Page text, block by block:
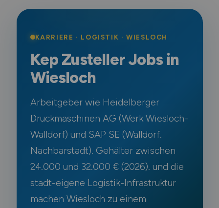
KARRIERE · LOGISTIK · WIESLOCH
Kep Zusteller Jobs in
Wiesloch
Arbeitgeber wie Heidelberger
Druckmaschinen AG (Werk Wiesloch-
Walldorf) und SAP SE (Walldorf.
Nachbarstadt). Gehälter zwischen
24.000 und 32.000 € (2026). und die
stadt-eigene Logistik-Infrastruktur
machen Wiesloch zu einem